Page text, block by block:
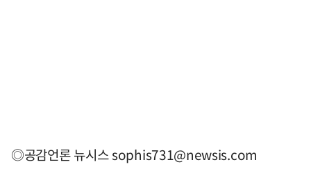
◎공감언론 뉴시스sophis731@newsis.com